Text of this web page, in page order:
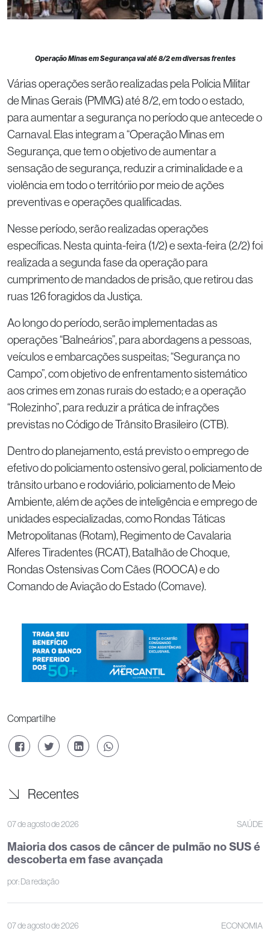
Operação Minas em Segurança vai até 8/2 em diversas frentes
Várias operações serão realizadas pela Polícia Militar
de Minas Gerais (PMMG) até 8/2, em todo o estado,
para aumentar a segurança no período que antecede o
Carnaval. Elas integram a “Operação Minas em
Segurança, que tem o objetivo de aumentar a
sensação de segurança, reduzir a criminalidade e a
violência em todo o territóriio por meio de ações
preventivas e operações qualificadas.
Nesse período, serão realizadas operações
específicas. Nesta quinta-feira (1/2) e sexta-feira (2/2) foi
realizada a segunda fase da operação para
cumprimento de mandados de prisão, que retirou das
ruas 126 foragidos da Justiça.
Ao longo do período, serão implementadas as
operações “Balneários”, para abordagens a pessoas,
veículos e embarcações suspeitas; “Segurança no
Campo”, com objetivo de enfrentamento sistemático
aos crimes em zonas rurais do estado; e a operação
“Rolezinho”, para reduzir a prática de infrações
previstas no Código de Trânsito Brasileiro (CTB).
Dentro do planejamento, está previsto o emprego de
efetivo do policiamento ostensivo geral, policiamento de
trânsito urbano e rodoviário, policiamento de Meio
Ambiente, além de ações de inteligência e emprego de
unidades especializadas, como Rondas Táticas
Metropolitanas (Rotam), Regimento de Cavalaria
Alferes Tiradentes (RCAT), Batalhão de Choque,
Rondas Ostensivas Com Cães (ROOCA) e do
Comando de Aviação do Estado (Comave).
Compartilhe
Recentes
07 de agosto de 2026 SAÚDE
Maioria dos casos de câncer de pulmão no SUS é
descoberta em fase avançada
por:Da redação
07 de agosto de 2026 ECONOMIA